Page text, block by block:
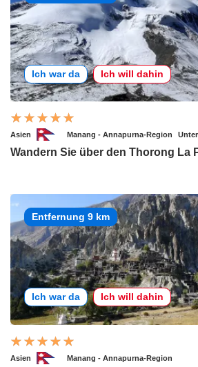
Ich war da Ich will dahin
Asien Manang - Annapurna-Region
Wandern Sie über den Thorong La
Entfernung 9 km
Ich war da Ich will dahin
Asien Manang - Annapurna-Region